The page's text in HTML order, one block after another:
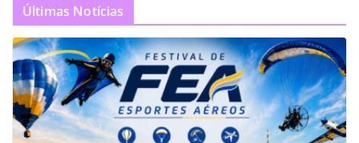
Últimas Notícias